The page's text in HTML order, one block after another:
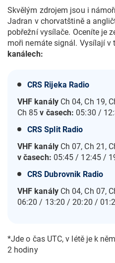
Skvělým zdrojem jsou i
Jadran v chorvatštině a
pobřežní vysílače. Oceníte je
moři nemáte signál. Vysílají v
kanálech:
CRS Rijeka Radio
VHF kanályCh 04, Ch 19,
Ch 85v časech: 05:30 /
CRS Split Radio
VHF kanályCh 07, Ch 21,
v časech: 05:45 / 12:45 /
CRS Dubrovnik Radio
VHF kanály Ch 04, Ch 07,
06:20 / 13:20 / 20:20 /
*Jde o čas UTC, v létě je k
2 hodiny